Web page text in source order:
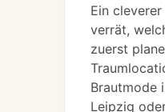
Ein
verrät,
zuerst
Brautmode
Leipzig